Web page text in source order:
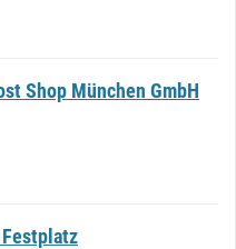
Shop München GmbH